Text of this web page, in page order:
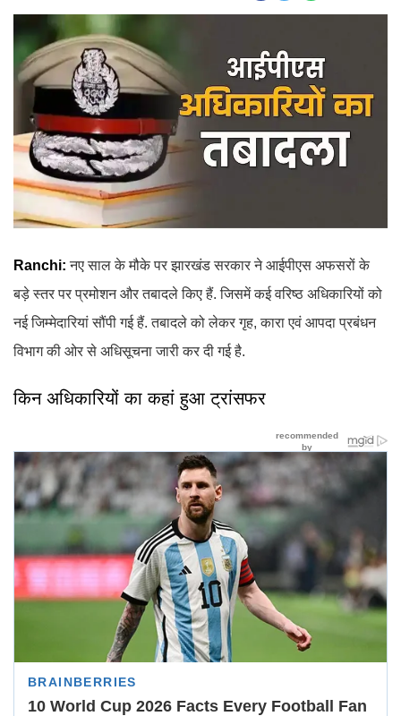
Ranchi: नए साल के मौके पर झारखंड सरकार ने आईपीएस अफसरों के
बड़े स्तर पर प्रमोशन और तबादले किए हैं. जिसमें कई वरिष्ठ अधिकारियों को
नई जिम्मेदारियां सौंपी गई हैं. तबादले को लेकर गृह, कारा एवं आपदा प्रबंधन
विभाग की ओर से अधिसूचना जारी कर दी गई है.
किन अधिकारियों का कहां हुआ ट्रांसफर